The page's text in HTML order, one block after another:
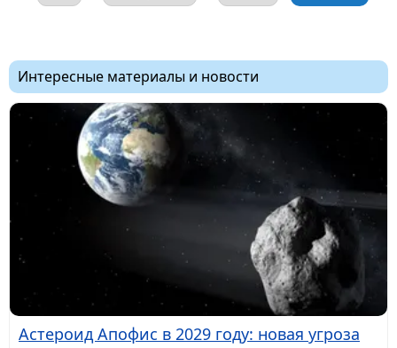
Интересные материалы и новости
Астероид Апофис в 2029 году: новая угроза